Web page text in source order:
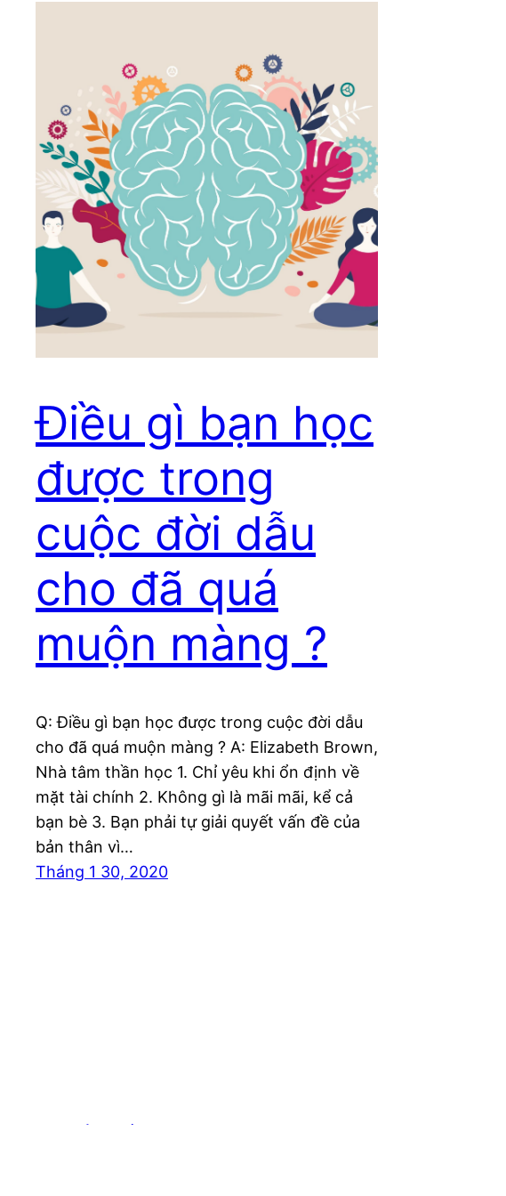
Điều gì bạn học
được trong
cuộc đời dẫu
cho đã quá
muộn màng ?
Q: Điều gì bạn học được trong cuộc đời dẫu
cho đã quá muộn màng ? A: Elizabeth Brown,
Nhà tâm thần học 1. Chỉ yêu khi ổn định về
mặt tài chính 2. Không gì là mãi mãi, kể cả
bạn bè 3. Bạn phải tự giải quyết vấn đề của
bản thân vì…
Tháng 1 30, 2020
Blog của Tuấn